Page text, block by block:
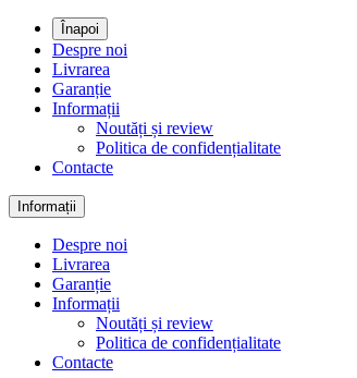
Înapoi
Despre noi
Livrarea
Garanție
Informații
Noutăți și review
Politica de confidențialitate
Contacte
Informații
Despre noi
Livrarea
Garanție
Informații
Noutăți și review
Politica de confidențialitate
Contacte